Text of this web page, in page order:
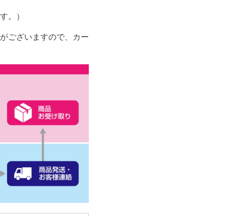
。）
ございますので、カー